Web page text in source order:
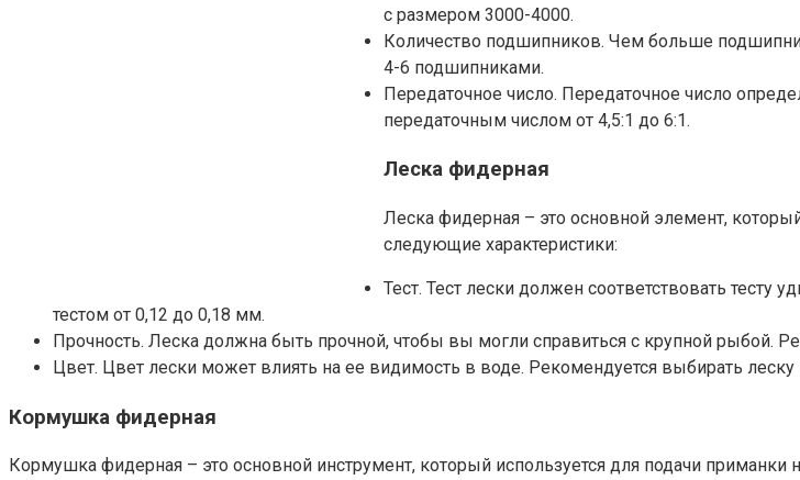
с размером 3000-4000.
Количество подшипников. Чем больше
4-6 подшипниками.
Передаточное число. Передаточное число
передаточным числом от 4,5:1 до 6:1.
Леска фидерная
Леска фидерная – это основной элемент,
следующие характеристики:
Тест. Тест лески должен соответствовать
тестом от 0,12 до 0,18 мм.
Прочность. Леска должна быть прочной, чтобы вы могли справиться с крупной рыбой.
Цвет. Цвет лески может влиять на ее видимость в воде. Рекомендуется выбирать
Кормушка фидерная
Кормушка фидерная – это основной инструмент, который используется для подачи